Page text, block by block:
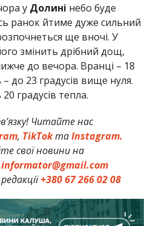
у Долині небо буде
ранок йтиме дуже сильний
ще вночі. У
змінить дрібний дощ,
до вечора. Вранці – 18
до 23 градусів вище нуля.
градусів тепла.
Читайте нас
, TikTokтаInstagram.
свої новини на
+380 67 266 02 08